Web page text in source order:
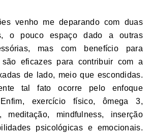
venho me deparando com duas
o pouco espaço dado a outras
mas com benefício para
são eficazes para contribuir com a
de lado, meio que escondidas.
tal fato ocorre pelo enfoque
Enfim, exercício físico, ômega 3,
mindfulness, inserção
psicológicas e emocionais.